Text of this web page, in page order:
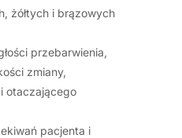
żółtych i brązowych
przebarwienia,
zmiany,
otaczającego
pacjenta i